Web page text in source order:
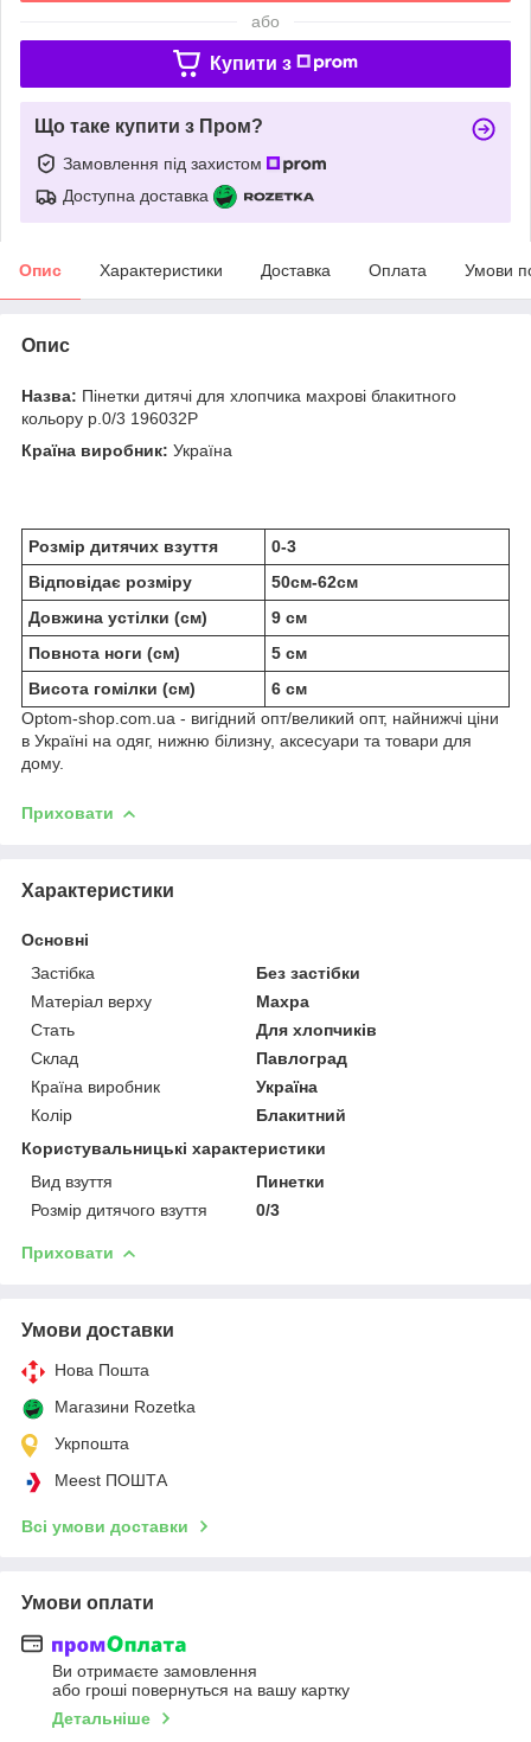
або
Купити з
Що таке купити з Пром?
Замовлення під захистом
Доступна доставка
Опис Характеристики Доставка Оплата Умови
Опис
Назва: Пінетки дитячі для хлопчика махрові блакитного
кольору р.0/3 196032P
Країна виробник: Україна
Розмір дитячих взуття
0-3
Відповідає розміру
50см-62см
Довжина устілки (см)
9 см
Повнота ноги (см)
5 см
Висота гомілки (см)
6 см
Optom-shop.com.ua - вигідний опт/великий опт, найнижчі ціни
в Україні на одяг, нижню білизну, аксесуари та товари для
дому.
Приховати
Характеристики
Основні
Застібка
Без застібки
Матеріал верху
Махра
Стать
Для хлопчиків
Склад
Павлоград
Країна виробник
Україна
Колір
Блакитний
Користувальницькі характеристики
Вид взуття
Пинетки
Розмір дитячого взуття
0/3
Приховати
Умови доставки
Нова Пошта
Магазини Rozetka
Укрпошта
Meest ПОШТА
Всі умови доставки
Умови оплати
Ви отримаєте замовлення
або гроші повернуться на вашу картку
Детальніше